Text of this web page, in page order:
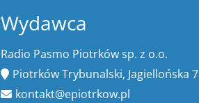
Wydawca
Radio Pasmo Piotrków sp. z o.o.
Piotrków Trybunalski, Jagiellońska 7
kontakt@epiotrkow.pl